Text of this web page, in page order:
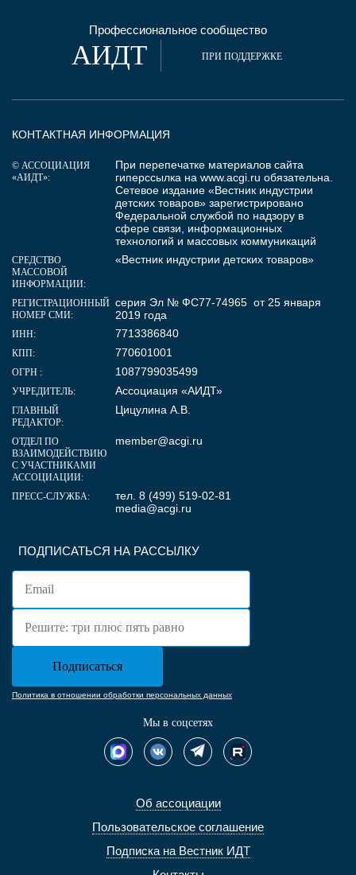
Профессиональное сообщество
АИДТ ПРИ ПОДДЕРЖКЕ
Об ассоциации
Пользовательское соглашение
Подписка на Вестник ИДТ
ПОДПИСАТЬСЯ НА РАССЫЛКУ
Политика в отношении обработки персональных данных
Мы в соцсетях
КОНТАКТНАЯ ИНФОРМАЦИЯ
© АССОЦИАЦИЯ
«АИДТ»:
При перепечатке материалов сайта
гиперссылка на www.acgi.ru обязательна.
Сетевое издание «Вестник индустрии
детских товаров» зарегистрировано
Федеральной службой по надзору в
сфере связи, информационных
технологий и массовых коммуникаций
СРЕДСТВО
МАССОВОЙ
ИНФОРМАЦИИ:
«Вестник индустрии детских товаров»
РЕГИСТРАЦИОННЫЙ
НОМЕР СМИ:
серия Эл № ФС77-74965 от 25 января
2019 года
ИНН: 7713386840
КПП: 770601001
ОГРН : 1087799035499
УЧРЕДИТЕЛЬ: Ассоциация «АИДТ»
ГЛАВНЫЙ
РЕДАКТОР:
Цицулина А.В.
ОТДЕЛ ПО
ВЗАИМОДЕЙСТВИЮ
С УЧАСТНИКАМИ
АССОЦИАЦИИ:
member@acgi.ru
ПРЕСС-СЛУЖБА:
тел. 8 (499) 519-02-81
media@acgi.ru